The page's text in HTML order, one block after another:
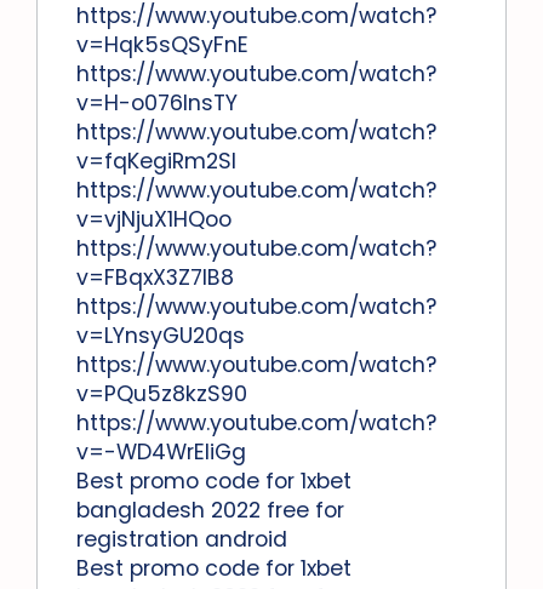
https://www.youtube.com/watch?
v=Hqk5sQSyFnE
https://www.youtube.com/watch?
v=H-o076lnsTY
https://www.youtube.com/watch?
v=fqKegiRm2SI
https://www.youtube.com/watch?
v=vjNjuX1HQoo
https://www.youtube.com/watch?
v=FBqxX3Z7lB8
https://www.youtube.com/watch?
v=LYnsyGU20qs
https://www.youtube.com/watch?
v=PQu5z8kzS90
https://www.youtube.com/watch?
v=-WD4WrEIiGg
Best promo code for 1xbet
bangladesh 2022 free for
registration android
Best promo code for 1xbet